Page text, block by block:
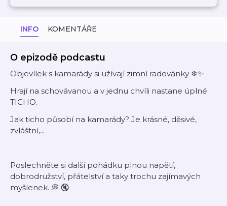
INFO KOMENTÁŘE
O epizodě podcastu
Objevílek s kamarády si užívají zimní radovánky ❄✨
Hrají na schovávanou a v jednu chvíli nastane úplné
TICHO.
Jak ticho působí na kamarády? Je krásné, děsivé,
zvláštní,...
Poslechněte si další pohádku plnou napětí,
dobrodružství, přátelství a taky trochu zajímavých
myšlenek. 💭 🔇